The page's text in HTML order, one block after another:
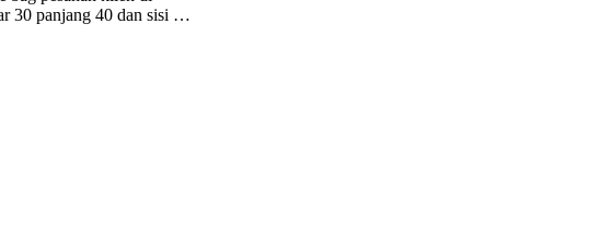
30 panjang 40 dan sisi …